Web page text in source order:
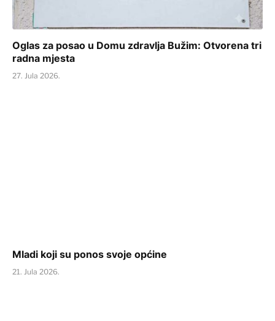
Oglas za posao u Domu zdravlja Bužim: Otvorena tri
radna mjesta
27. Jula 2026.
Mladi koji su ponos svoje općine
21. Jula 2026.